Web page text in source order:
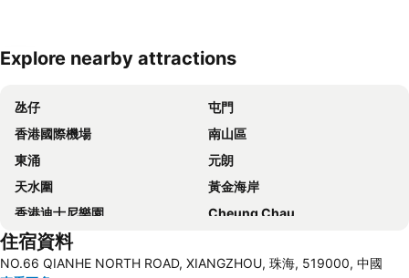
展開地圖
Explore nearby attractions
氹仔
屯門
香港國際機場
南山區
東涌
元朗
天水圍
黃金海岸
香港迪士尼樂園
Cheung Chau
珠海長隆國際海洋度假區
寶安區
深圳寶安國際機場
住宿資料
NO.66 QIANHE NORTH ROAD, XIANGZHOU, 珠海, 519000, 中國